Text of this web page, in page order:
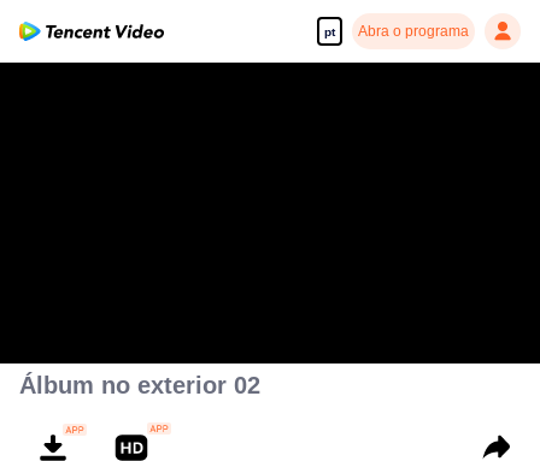
pt Abra o programa
Álbum no exterior 02